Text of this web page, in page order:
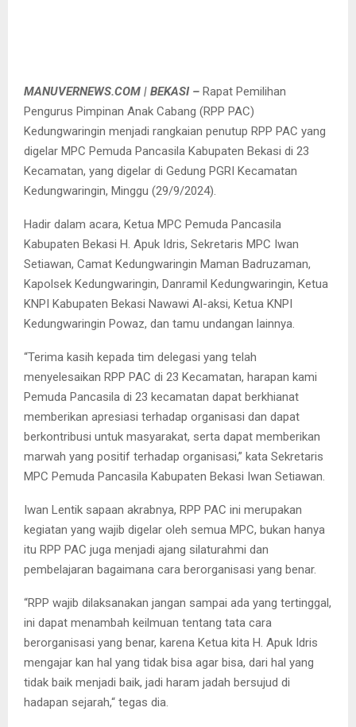
MANUVERNEWS.COM | BEKASI – Rapat Pemilihan
Pengurus Pimpinan Anak Cabang (RPP PAC)
Kedungwaringin menjadi rangkaian penutup RPP PAC yang
digelar MPC Pemuda Pancasila Kabupaten Bekasi di 23
Kecamatan, yang digelar di Gedung PGRI Kecamatan
Kedungwaringin, Minggu (29/9/2024).
Hadir dalam acara, Ketua MPC Pemuda Pancasila
Kabupaten Bekasi H. Apuk Idris, Sekretaris MPC Iwan
Setiawan, Camat Kedungwaringin Maman Badruzaman,
Kapolsek Kedungwaringin, Danramil Kedungwaringin, Ketua
KNPI Kabupaten Bekasi Nawawi Al-aksi, Ketua KNPI
Kedungwaringin Powaz, dan tamu undangan lainnya.
“Terima kasih kepada tim delegasi yang telah
menyelesaikan RPP PAC di 23 Kecamatan, harapan kami
Pemuda Pancasila di 23 kecamatan dapat berkhianat
memberikan apresiasi terhadap organisasi dan dapat
berkontribusi untuk masyarakat, serta dapat memberikan
marwah yang positif terhadap organisasi,” kata Sekretaris
MPC Pemuda Pancasila Kabupaten Bekasi Iwan Setiawan.
Iwan Lentik sapaan akrabnya, RPP PAC ini merupakan
kegiatan yang wajib digelar oleh semua MPC, bukan hanya
itu RPP PAC juga menjadi ajang silaturahmi dan
pembelajaran bagaimana cara berorganisasi yang benar.
“RPP wajib dilaksanakan jangan sampai ada yang tertinggal,
ini dapat menambah keilmuan tentang tata cara
berorganisasi yang benar, karena Ketua kita H. Apuk Idris
mengajar kan hal yang tidak bisa agar bisa, dari hal yang
tidak baik menjadi baik, jadi haram jadah bersujud di
hadapan sejarah,“ tegas dia.